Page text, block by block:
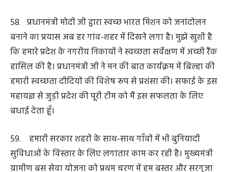
64. सांस्कृतिक धरोहर के संरक्षण को प्रोत्साहित करने हमारी
सरकार ने बैगा, गुनिया, सिरहा लोगों को 5-5 हजार रुपए की
सालाना सम्मान निधि प्रदान करने का निर्णय लिया है। प्रदेश की
सुंदर जनजातीय संस्कृति के बारे में लोगों की उत्सुकता बढ़े, इसके
लिए नवा रायपुर में हमने ट्राइबल म्यूजियम का लोकार्पण तीन
महीने पहले किया है।
शहीद वीर नारायण सिंह आदिवासी स्वतंत्रता संग्राम सेनानी
स्मारक-सह-संग्रहालय का निर्माण कराया जा रहा है।